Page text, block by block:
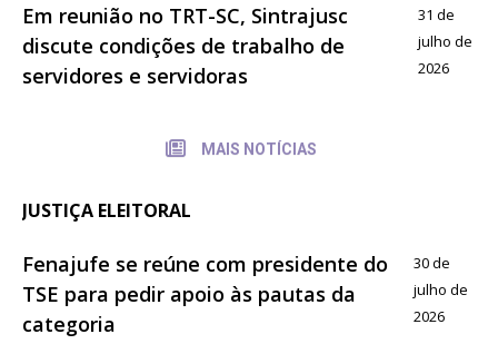
Em reunião no TRT-SC, Sintrajusc
discute condições de trabalho de
servidores e servidoras
31 de
julho de
2026
MAIS NOTÍCIAS
JUSTIÇA ELEITORAL
Fenajufe se reúne com presidente do
TSE para pedir apoio às pautas da
categoria
30 de
julho de
2026